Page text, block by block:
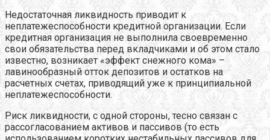
Недостаточная ликвидность приводит к
неплатежеспособности кредитной организации. Если
кредитная организация не выполнила своевременно
свои обязательства перед вкладчиками и об этом стало
известно, возникает «эффект снежного кома» –
лавинообразный отток депозитов и остатков на
расчетных счетах, приводящий уже к принципиальной
неплатежеспособности.
Риск ликвидности, с одной стороны, тесно связан с
рассогласованием активов и пассивов (то есть